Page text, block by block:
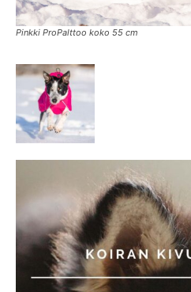
Pinkki ProPalttoo koko 55 cm